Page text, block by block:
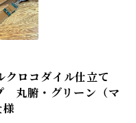
ロコダイル仕立て
丸腑・グリーン（マ
様